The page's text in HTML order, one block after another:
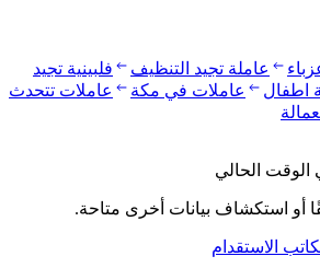
عاملة تجيد التنظيف
فلبينية تجيد
اطفال عاملات في مكة
عاملات تتحدث
الوقت الحالي
أو استكشاف بيانات أخرى متاحة.
الاستقدام